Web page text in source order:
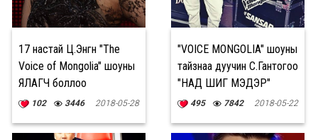
17 настай Ц.Энгүүн "The
Voice of Mongolia" шоуны
ЯЛАГЧ боллоо
102 3446 2018-05-28
"VOICE MONGOLIA" шоуны
тайзнаа дуучин С.Гантогоо
"НАД ШИГ МЭДЭР"
дуугаа сонордууллаа
495 7842 2018-05-22